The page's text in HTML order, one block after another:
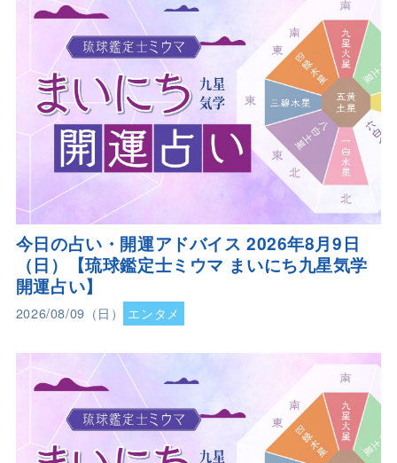
今日の占い・開運アドバイス 2026年8月9日
（日）【琉球鑑定士ミウマ まいにち九星気学
開運占い】
2026/08/09（日） エンタメ